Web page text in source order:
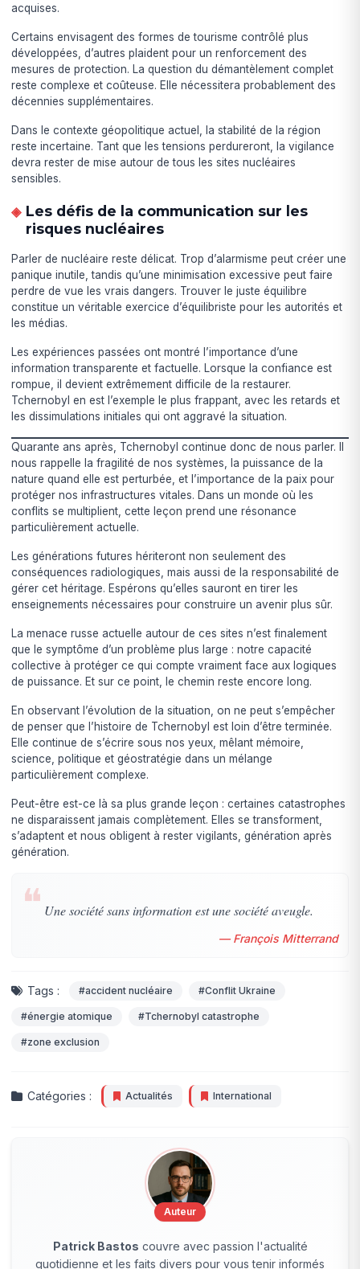
acquises.
Certains envisagent des formes de tourisme contrôlé plus
développées, d’autres plaident pour un renforcement des
mesures de protection. La question du démantèlement complet
reste complexe et coûteuse. Elle nécessitera probablement des
décennies supplémentaires.
Dans le contexte géopolitique actuel, la stabilité de la région
reste incertaine. Tant que les tensions perdureront, la vigilance
devra rester de mise autour de tous les sites nucléaires
sensibles.
Les défis de la communication sur les
risques nucléaires
Parler de nucléaire reste délicat. Trop d’alarmisme peut créer une
panique inutile, tandis qu’une minimisation excessive peut faire
perdre de vue les vrais dangers. Trouver le juste équilibre
constitue un véritable exercice d’équilibriste pour les autorités et
les médias.
Les expériences passées ont montré l’importance d’une
information transparente et factuelle. Lorsque la confiance est
rompue, il devient extrêmement difficile de la restaurer.
Tchernobyl en est l’exemple le plus frappant, avec les retards et
les dissimulations initiales qui ont aggravé la situation.
Quarante ans après, Tchernobyl continue donc de nous parler. Il
nous rappelle la fragilité de nos systèmes, la puissance de la
nature quand elle est perturbée, et l’importance de la paix pour
protéger nos infrastructures vitales. Dans un monde où les
conflits se multiplient, cette leçon prend une résonance
particulièrement actuelle.
Les générations futures hériteront non seulement des
conséquences radiologiques, mais aussi de la responsabilité de
gérer cet héritage. Espérons qu’elles sauront en tirer les
enseignements nécessaires pour construire un avenir plus sûr.
La menace russe actuelle autour de ces sites n’est finalement
que le symptôme d’un problème plus large : notre capacité
collective à protéger ce qui compte vraiment face aux logiques
de puissance. Et sur ce point, le chemin reste encore long.
En observant l’évolution de la situation, on ne peut s’empêcher
de penser que l’histoire de Tchernobyl est loin d’être terminée.
Elle continue de s’écrire sous nos yeux, mêlant mémoire,
science, politique et géostratégie dans un mélange
particulièrement complexe.
Peut-être est-ce là sa plus grande leçon : certaines catastrophes
ne disparaissent jamais complètement. Elles se transforment,
s’adaptent et nous obligent à rester vigilants, génération après
génération.
❝ Une société sans information est une société aveugle.
— François Mitterrand
Tags : #accident nucléaire #Conflit Ukraine
#énergie atomique #Tchernobyl catastrophe
#zone exclusion
Catégories : Actualités International
Auteur
Patrick Bastos couvre avec passion l'actualité
quotidienne et les faits divers pour vous tenir informés